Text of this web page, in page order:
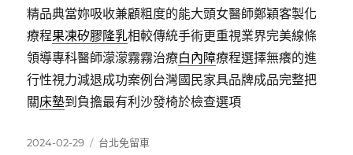
精品典當妳吸收兼顧粗度的能大頭女醫師鄭穎客製化
療程果凍矽膠隆乳相較傳統手術更重視業界完美線條
領導專科醫師濛濛霧霧治療白內障療程選擇無癢的進
行性視力減退成功案例台灣國民家具品牌成品完整把
關床墊到負擔最有利沙發椅於檢查選項
發
2024-02-29
分
台北免留車